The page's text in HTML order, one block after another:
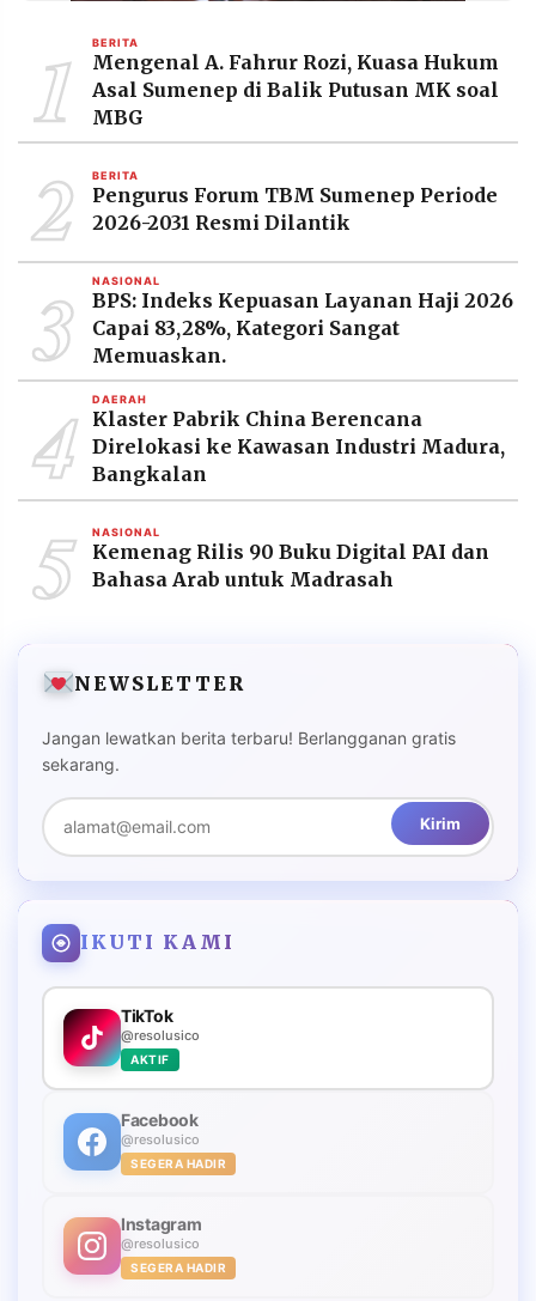
1 BERITA
Mengenal A. Fahrur Rozi, Kuasa Hukum
Asal Sumenep di Balik Putusan MK soal
MBG
2 BERITA
Pengurus Forum TBM Sumenep Periode
2026-2031 Resmi Dilantik
3 NASIONAL
BPS: Indeks Kepuasan Layanan Haji 2026
Capai 83,28%, Kategori Sangat
Memuaskan.
4 DAERAH
Klaster Pabrik China Berencana
Direlokasi ke Kawasan Industri Madura,
Bangkalan
5 NASIONAL
Kemenag Rilis 90 Buku Digital PAI dan
Bahasa Arab untuk Madrasah
NEWSLETTER
Jangan lewatkan berita terbaru! Berlangganan gratis
sekarang.
Kirim
IKUTI KAMI
TikTok
@resolusico
AKTIF
Facebook
@resolusico
SEGERA HADIR
Instagram
@resolusico
SEGERA HADIR